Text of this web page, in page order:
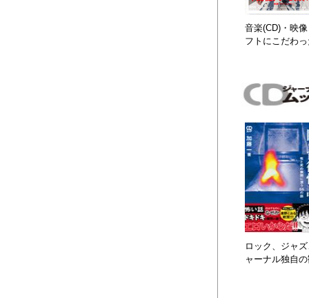
音楽(CD)・映
フトにこだわ
ロック、ジャ
ャーナル独自